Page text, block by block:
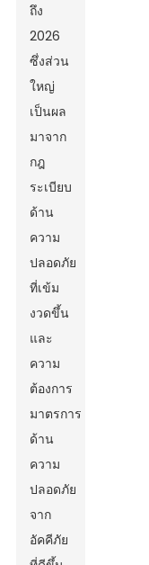
ถึง
2026
ซึ่งส่วน
ใหญ่
เป็นผล
มาจาก
กฎ
ระเบียบ
ด้าน
ความ
ปลอดภัย
ที่เข้ม
งวดขึ้น
และ
ความ
ต้องการ
มาตรการ
ด้าน
ความ
ปลอดภัย
จาก
อัคคีภัย